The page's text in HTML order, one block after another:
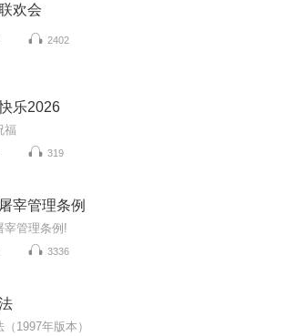
欢会
2402
乐2026
福
319
宰管理条例
宰管理条例!
3336
1997年版本）